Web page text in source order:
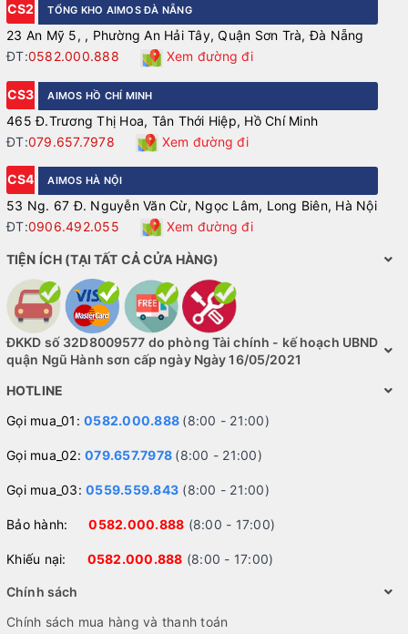
CS2
TỔNG KHO AIMOS ĐÀ NẴNG
23 An Mỹ 5, , Phường An Hải Tây, Quận Sơn Trà, Đà Nẵng
ĐT:0582.000.888 Xem đường đi
CS3 AIMOS HỒ CHÍ MINH
465 Đ.Trương Thị Hoa, Tân Thới Hiệp, Hồ Chí Minh
ĐT:079.657.7978 Xem đường đi
CS4 AIMOS HÀ NỘI
53 Ng. 67 Đ. Nguyễn Văn Cừ, Ngọc Lâm, Long Biên, Hà Nội
ĐT:0906.492.055 Xem đường đi
TIỆN ÍCH (TẠI TẤT CẢ CỬA HÀNG)
ĐKKD số 32D8009577 do phòng Tài chính - kế hoạch UBND
quận Ngũ Hành sơn cấp ngày Ngày 16/05/2021
HOTLINE
Gọi mua_01: 0582.000.888 (8:00 - 21:00)
Gọi mua_02: 079.657.7978 (8:00 - 21:00)
Gọi mua_03: 0559.559.843 (8:00 - 21:00)
Bảo hành:0582.000.888 (8:00 - 17:00)
Khiếu nại: 0582.000.888 (8:00 - 17:00)
Chính sách
Chính sách mua hàng và thanh toán